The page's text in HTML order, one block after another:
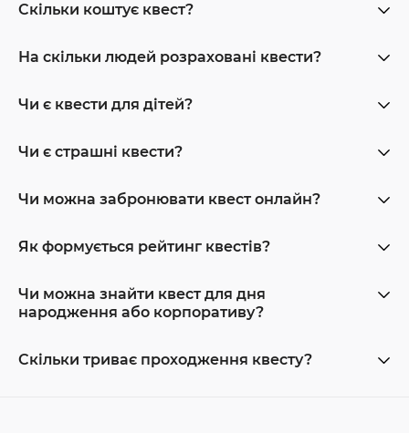
Скільки коштує квест?
На скільки людей розраховані квести?
Чи є квести для дітей?
Чи є страшні квести?
Чи можна забронювати квест онлайн?
Як формується рейтинг квестів?
Чи можна знайти квест для дня
народження або корпоративу?
Скільки триває проходження квесту?